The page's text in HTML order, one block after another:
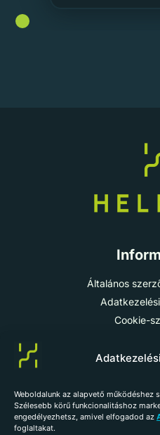
Weboldalunk az alapvető működéshez
Szélesebb körű funkcionalitáshoz
engedélyezhetsz, amivel elfogadod az
foglaltakat.
Általános
Cookie-
+36 70